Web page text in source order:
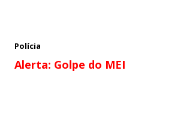
Polícia
Alerta: Golpe do MEI